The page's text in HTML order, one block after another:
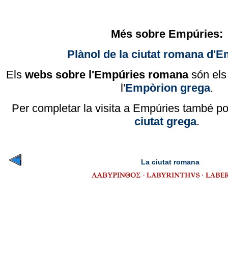
Més sobre Empúries:
Plànol de la ciutat romana
Els webs sobre l'Empúries romanasón els
l'Empòrion grega.
Per completar la visita a Empúries també
ciutat grega.
La ciutat romana